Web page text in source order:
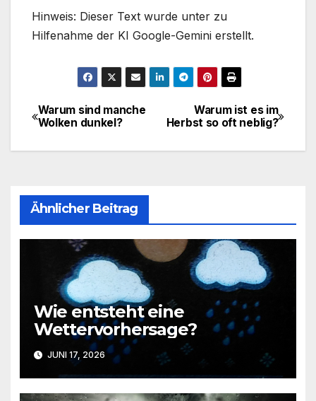
Hinweis: Dieser Text wurde unter zu
Hilfenahme der KI Google-Gemini erstellt.
BeitragsnavigationWarum ist es im
Herbst so oft neblig?
Warum sind manche
Wolken dunkel?
Ähnlicher Beitrag
Wie entsteht eine
Wettervorhersage?
JUNI 17, 2026